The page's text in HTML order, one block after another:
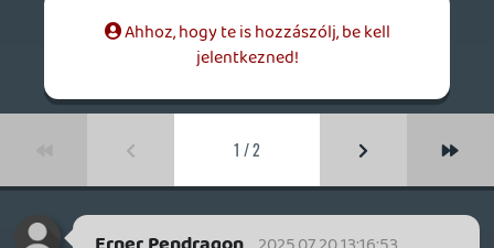
Pacal17 2008.10.30 16:09:53 #0lflm
Szerintem nincs olyan nagy szükség a
magának, újat regisztrálni meg senki nek
fog (elvesznek a GS ek stb.)
Persze az újrekek azok mások...
Laza 2008.10.30 14:55:05 #0lfll